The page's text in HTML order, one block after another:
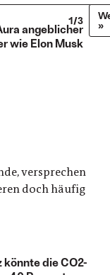
angeblicher
wie Elon Musk
versprechen
doch häufig
könnte die CO2-
1/3
»